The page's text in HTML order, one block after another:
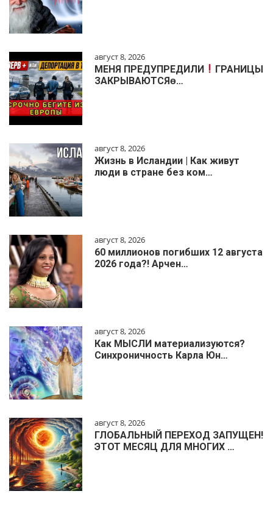
август 8, 2026
МЕНЯ ПРЕДУПРЕДИЛИ
ГРАНИЦЫ
ЗАКРЫВАЮТСЯɵ…
август 8, 2026
Жизнь в Исландии | Как живут
люди в стране без ком…
август 8, 2026
60 миллионов погибших 12 августа
2026 года?! Арчен…
август 8, 2026
Как МЫСЛИ материализуются?
Синхроничность Карла Юн…
август 8, 2026
ГЛОБАЛЬНЫЙ ПЕРЕХОД ЗАПУЩЕН!
ЭТОТ МЕСЯЦ ДЛЯ МНОГИХ …